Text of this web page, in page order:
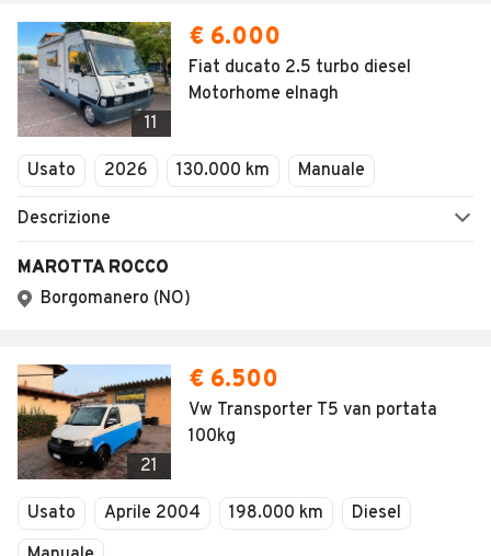
11
€ 6.000
Fiat ducato 2.5 turbo diesel
Motorhome elnagh
Usato 2026 130.000 km Manuale
Descrizione
MAROTTA ROCCO
Borgomanero (NO)
21
€ 6.500
Vw Transporter T5 van portata
100kg
Usato Aprile 2004 198.000 km
Diesel